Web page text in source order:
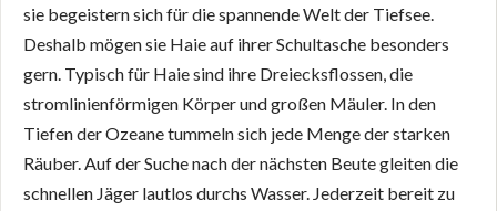
sie begeistern sich für die spannende Welt der Tiefsee.
Deshalb mögen sie Haie auf ihrer Schultasche besonders
gern. Typisch für Haie sind ihre Dreiecksflossen, die
stromlinienförmigen Körper und großen Mäuler. In den
Tiefen der Ozeane tummeln sich jede Menge der starken
Räuber. Auf der Suche nach der nächsten Beute gleiten die
schnellen Jäger lautlos durchs Wasser. Jederzeit bereit zu